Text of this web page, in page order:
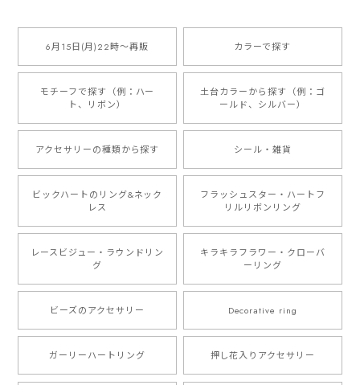
6月15日(月)22時〜再販 カラーで探す
モチーフで探す（例：ハー
ト、リボン）
土台カラーから探す（例：ゴ
ールド、シルバー）
アクセサリーの種類から探す シール・雑貨
ビックハートのリング&ネック
レス
フラッシュスター・ハートフ
リルリボンリング
レースビジュー・ラウンドリン
グ
キラキラフラワー・クローバ
ーリング
ビーズのアクセサリー Decorative ring
ガーリーハートリング 押し花入りアクセサリー